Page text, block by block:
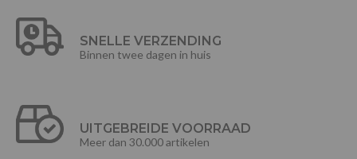
SNELLE VERZENDING
Binnen twee dagen in huis
UITGEBREIDE VOORRAAD
Meer dan 30.000 artikelen